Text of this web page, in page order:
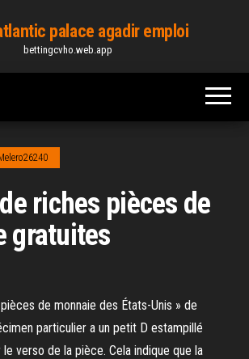
palace agadir emploi
bettingcvho.web.app
riches pièces de
gratuites
de monnaie des États-Unis » de
particulier a un petit D estampillé
le verso de la pièce. Cela indique que la